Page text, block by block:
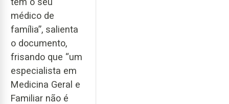
médico de
família”, salienta
o documento,
frisando que “um
especialista em
Medicina Geral e
Familiar não é